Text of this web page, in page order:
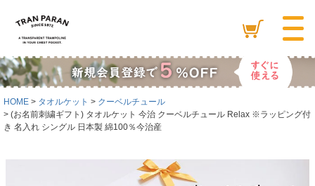
HOME タオルケット
クーベルチュール
(お名前刺繍ギフト) タオルケット 今治 クーベルチュール Relax ※ラッピング付
き 名入れ シングル 日本製 綿100％今治産